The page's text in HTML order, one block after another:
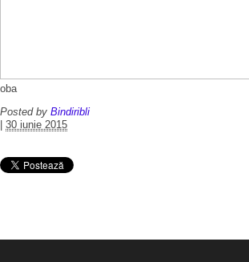
oba
Posted by Bindiribli
30 iunie 2015